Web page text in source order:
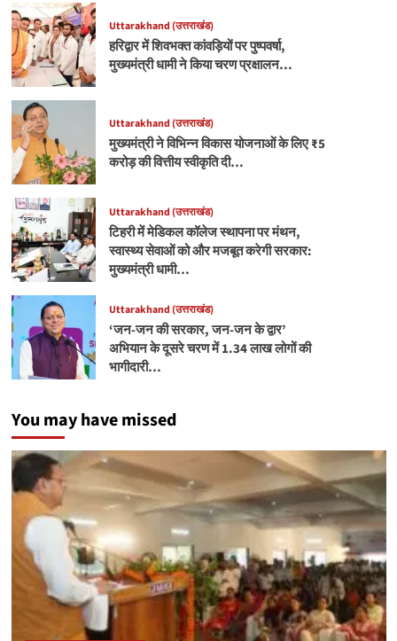
Uttarakhand (उत्तराखंड)
हरिद्वार में शिवभक्त कांवड़ियों पर पुष्पवर्षा,
मुख्यमंत्री धामी ने किया चरण प्रक्षालन…
Uttarakhand (उत्तराखंड)
मुख्यमंत्री ने विभिन्न विकास योजनाओं के लिए ₹5
करोड़ की वित्तीय स्वीकृति दी…
Uttarakhand (उत्तराखंड)
टिहरी में मेडिकल कॉलेज स्थापना पर मंथन,
स्वास्थ्य सेवाओं को और मजबूत करेगी सरकार:
मुख्यमंत्री धामी…
Uttarakhand (उत्तराखंड)
‘जन-जन की सरकार, जन-जन के द्वार’
अभियान के दूसरे चरण में 1.34 लाख लोगों की
भागीदारी…
You may have missed